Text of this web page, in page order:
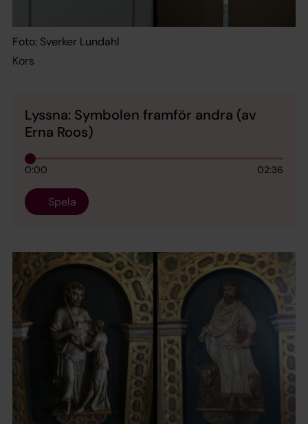
Foto: Sverker Lundahl
Kors
Lyssna: Symbolen framför andra (av
Erna Roos)
0:00 02:36
Spela